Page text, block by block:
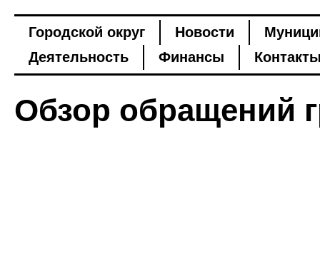
Городской округ Новости
Деятельность
Финансы
Обзор обращений